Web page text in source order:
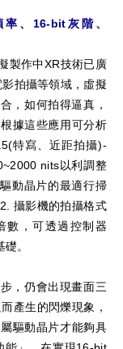
、16-bit灰階、
製作中XR技術已廣
拍攝等領域，虛擬
，如何拍得逼真，
據這些應用可分析
特寫、近距拍攝)-
nits以利調整
動晶片的最適行掃
攝影機的拍攝格式
數，可透過控制器
。
，仍會出現畫面三
產生的閃爍現象，
驅動晶片才能夠具